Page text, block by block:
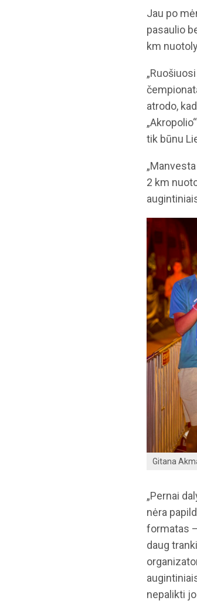
Jau po
pasaulio
km
atrodo,
tik būnu
2 km
Gitana
„Pernai
nėra
formatas
daug
nepalikti